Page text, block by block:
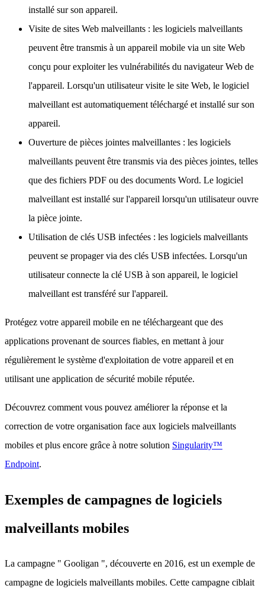
installé sur son appareil.
Visite de sites Web malveillants : les logiciels malveillants
peuvent être transmis à un appareil mobile via un site Web
conçu pour exploiter les vulnérabilités du navigateur Web de
l'appareil. Lorsqu'un utilisateur visite le site Web, le logiciel
malveillant est automatiquement téléchargé et installé sur son
appareil.
Ouverture de pièces jointes malveillantes : les logiciels
malveillants peuvent être transmis via des pièces jointes, telles
que des fichiers PDF ou des documents Word. Le logiciel
malveillant est installé sur l'appareil lorsqu'un utilisateur ouvre
la pièce jointe.
Utilisation de clés USB infectées : les logiciels malveillants
peuvent se propager via des clés USB infectées. Lorsqu'un
utilisateur connecte la clé USB à son appareil, le logiciel
malveillant est transféré sur l'appareil.
Protégez votre appareil mobile en ne téléchargeant que des
applications provenant de sources fiables, en mettant à jour
régulièrement le système d'exploitation de votre appareil et en
utilisant une application de sécurité mobile réputée.
Découvrez comment vous pouvez améliorer la réponse et la
correction de votre organisation face aux logiciels malveillants
mobiles et plus encore grâce à notre solution Singularity™
Endpoint.
Exemples de campagnes de logiciels
malveillants mobiles
La campagne " Gooligan ", découverte en 2016, est un exemple de
campagne de logiciels malveillants mobiles. Cette campagne ciblait